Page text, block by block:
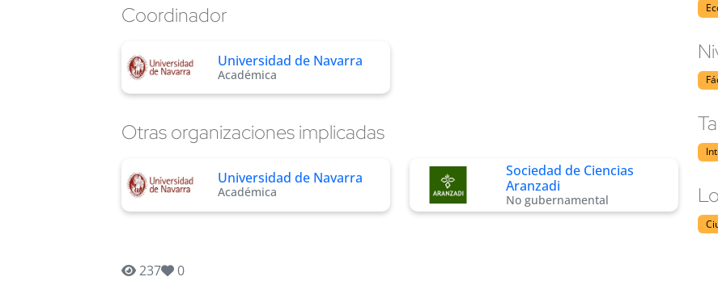
Coordinador
Universidad de Navarra
Académica
Otras organizaciones implicadas
Universidad de Navarra
Académica
Sociedad de Ciencias
Aranzadi
No gubernamental
237 0